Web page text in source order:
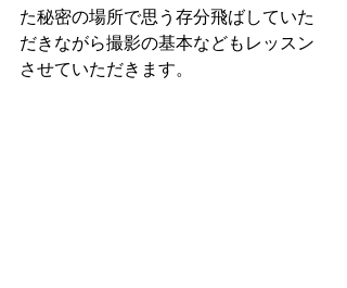
た秘密の場所で思う存分飛ばしていた
だきながら撮影の基本などもレッスン
させていただきます。